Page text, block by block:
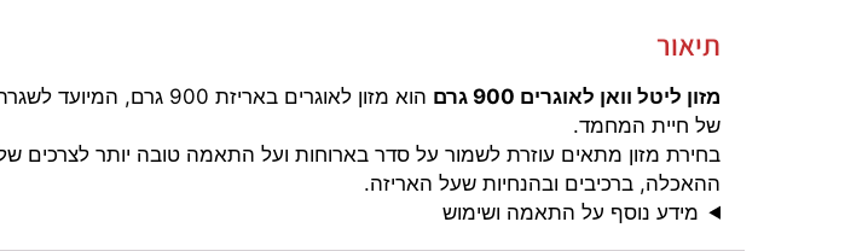
תיאור
מזון ליטל וואן לאוגרים 900 גרם
הוא מזון לאוגרים
של חיית המחמד.
בחירת מזון מתאים עוזרת לשמור על סדר בארוחות ועל התאמה טובה יותר לצרכים
ההאכלה, ברכיבים ובהנחיות שעל האריזה.
מידע נוסף על התאמה ושימוש